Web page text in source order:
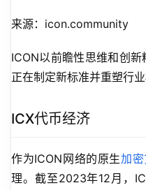
来源：icon.community
ICON以前瞻性思维和创新
正在制定新标准并重塑行业
ICX代币经济
作为ICON网络的原生加
理。截至2023年12月，